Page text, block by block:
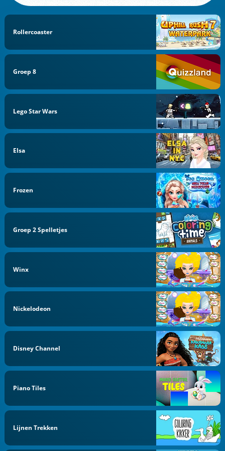
Rollercoaster
Groep 8
Lego Star Wars
Elsa
Frozen
Groep 2 Spelletjes
Winx
Nickelodeon
Disney Channel
Piano Tiles
Lijnen Trekken